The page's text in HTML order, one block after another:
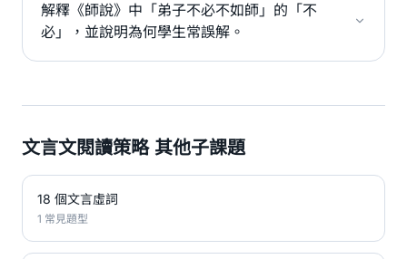
解釋《師說》中「弟子不必不如師」的「不
必」，並說明為何學生常誤解。
文言文閱讀策略 其他子課題
18 個文言虛詞
1 常見題型